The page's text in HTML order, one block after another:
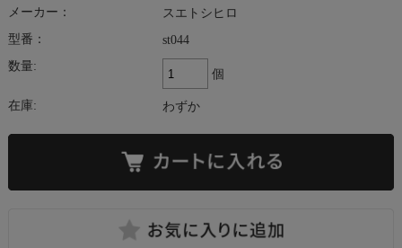
メーカー：
スエトシヒロ
型番：
st044
数量:
個
在庫: わずか